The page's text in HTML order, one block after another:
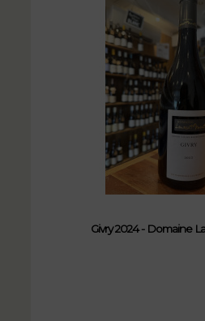
Givry 2024 - Domaine